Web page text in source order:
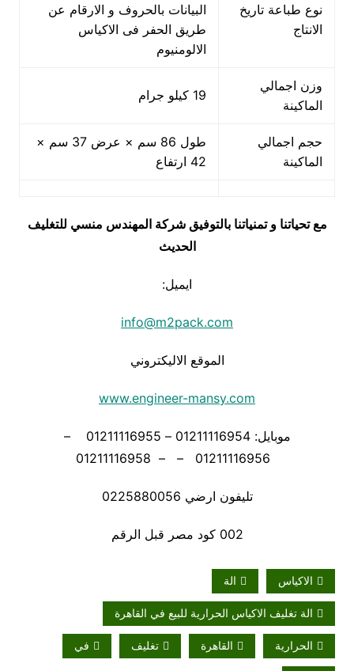
نوع طباعة تاريخ
الانتاج
البيانات بالحروف و الارقام عن
طريق الحفر فى الاكياس
الالومنيوم
وزن اجمالي
الماكينة
19 كيلو جرام
حجم اجمالي
الماكينة
طول 86 سم × عرض 37 سم ×
42 ارتفاع
مع تحياتنا و تمنياتنا بالتوفيق شركة المهندس منسي للتغليف
الحديث
ايميل:
info@m2pack.com
الموقع الاليكتروني
www.engineer-mansy.com
موبايل: 01211116954 – 01211116955 –
تليفون ارضي 0225880056
002 كود مصر قبل الرقم
الاكياس الة
الة تغليف الاكياس الحرارية للبيع في القاهرة
الحرارية القاهرة تغليف في